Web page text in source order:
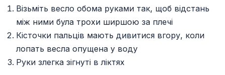
Візьміть весло обома руками так, щоб відстань
між ними була трохи ширшою за плечі
Кісточки пальців мають дивитися вгору, коли
лопать весла опущена у воду
Руки злегка зігнуті в ліктях